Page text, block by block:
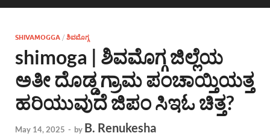
SHIVAMOGGA / ಶಿವಮೊಗ್ಗ
shimoga | ಶಿವಮೊಗ್ಗ ಜಿಲ್ಲೆಯ
ಅತೀ ದೊಡ್ಡ ಗ್ರಾಮ ಪಂಚಾಯ್ತಿಯತ್ತ
ಹರಿಯುವುದೆ ಜಿಪಂ ಸಿಇಓ ಚಿತ್ತ?
May 14, 2025 - by B. Renukesha